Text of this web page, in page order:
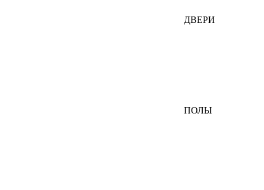
ДВЕРИ
ПОЛЫ